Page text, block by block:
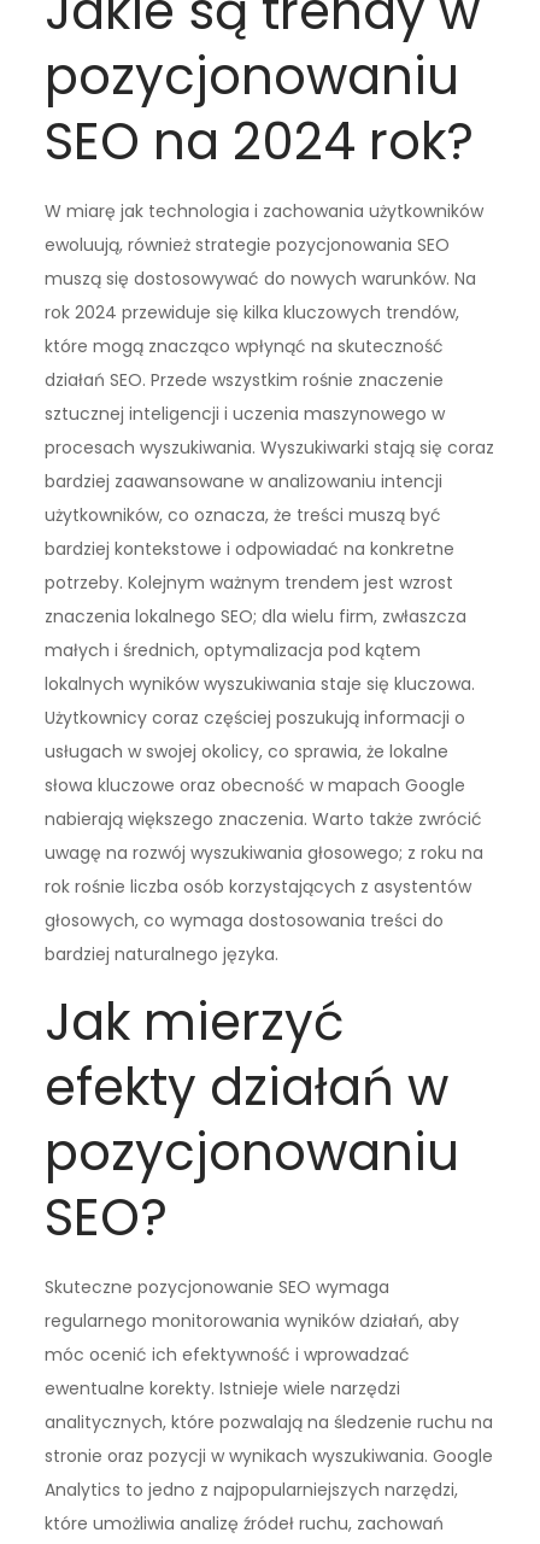
pozycjonowaniu
SEO na 2024 rok?
W miarę jak technologia i zachowania użytkowników
ewoluują, również strategie pozycjonowania SEO
muszą się dostosowywać do nowych warunków. Na
rok 2024 przewiduje się kilka kluczowych trendów,
które mogą znacząco wpłynąć na skuteczność
działań SEO. Przede wszystkim rośnie znaczenie
sztucznej inteligencji i uczenia maszynowego w
procesach wyszukiwania. Wyszukiwarki stają się coraz
bardziej zaawansowane w analizowaniu intencji
użytkowników, co oznacza, że treści muszą być
bardziej kontekstowe i odpowiadać na konkretne
potrzeby. Kolejnym ważnym trendem jest wzrost
znaczenia lokalnego SEO; dla wielu firm, zwłaszcza
małych i średnich, optymalizacja pod kątem
lokalnych wyników wyszukiwania staje się kluczowa.
Użytkownicy coraz częściej poszukują informacji o
usługach w swojej okolicy, co sprawia, że lokalne
słowa kluczowe oraz obecność w mapach Google
nabierają większego znaczenia. Warto także zwrócić
uwagę na rozwój wyszukiwania głosowego; z roku na
rok rośnie liczba osób korzystających z asystentów
głosowych, co wymaga dostosowania treści do
bardziej naturalnego języka.
Jak mierzyć
efekty działań w
pozycjonowaniu
SEO?
Skuteczne pozycjonowanie SEO wymaga
regularnego monitorowania wyników działań, aby
móc ocenić ich efektywność i wprowadzać
ewentualne korekty. Istnieje wiele narzędzi
analitycznych, które pozwalają na śledzenie ruchu na
stronie oraz pozycji w wynikach wyszukiwania. Google
Analytics to jedno z najpopularniejszych narzędzi,
które umożliwia analizę źródeł ruchu, zachowań